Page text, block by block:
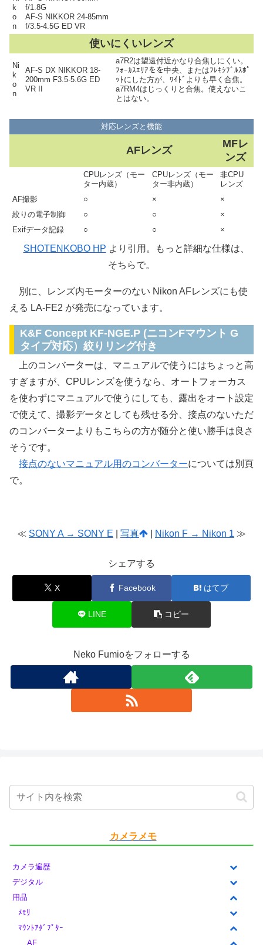
k
o
n
f/1.8G
AF-S NIKKOR 24-85mm
f/3.5-4.5G ED VR
使いにくいレンズ
Ni
k
o
n
AF-S DX NIKKOR 18-
200mm F3.5-5.6G ED
VR II
a7R2は望遠付近かなり合焦しにくい。
ﾌｫｰｶｽｴﾘｱをを中央、またはﾌﾚｷｼﾌﾞﾙｽﾎﾟ
ｯﾄにした方が、ﾜｲﾄﾞよりも早く合焦。
a7RM4はじっくりと合焦。使えないこ
とはない。
対応レンズと機能
AFレンズ
MFレ
ンズ
CPUレンズ（モー
ター内蔵）
CPUレンズ（モー
ター非内蔵）
非CPU
レンズ
AF撮影
○ ×
×
絞りの電子制御
○ ○
×
Exifデータ記録
○ ○ ×
SHOTENKOBO HP より引用。もっと詳細な仕様は、
そちらで。
別に、レンズ内モーターのない Nikon AFレンズにも使
える LA-FE2 が発売になっています。
K&F Concept KF-NGE.P (ニコンFマウント G
タイプ対応）絞りリング付き
上のコンバーターは、マニュアルで使うにはちょっと高
すぎますが、CPUレンズを使うなら、オートフォーカス
を使わずにマニュアルで使うにしても、露出をオート設定
で使えて、撮影データとしても残せる分、接点のないただ
のコンバーターよりもこちらの方が随分と使い勝手は良さ
そうです。
接点のないマニュアル用のコンバーターについては別頁
で。
≪ SONY A → SONY E 写真 Nikon F → Nikon 1 ≫
シェアする
X Facebook はてブ
LINE コピー
Neko Fumioをフォローする
カメラメモ
カメラ遍歴
デジタル
用品
ﾒﾓﾘ
ﾏｳﾝﾄｱﾀﾞﾌﾟﾀｰ
AF